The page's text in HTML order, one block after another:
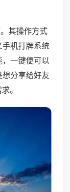
其操作方式
机打牌系统
一键便可以
分享给好友
。